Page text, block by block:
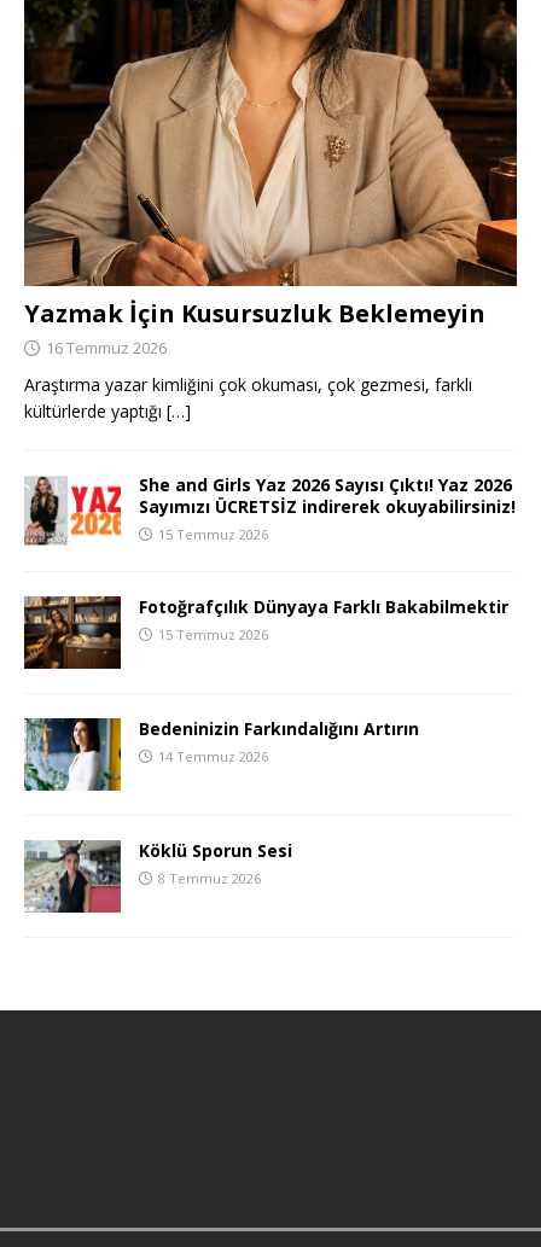
Yazmak İçin Kusursuzluk Beklemeyin
16 Temmuz 2026
Araştırma yazar kimliğini çok okuması, çok gezmesi, farklı
kültürlerde yaptığı […]
She and Girls Yaz 2026 Sayısı Çıktı! Yaz 2026
Sayımızı ÜCRETSİZ indirerek okuyabilirsiniz!
15 Temmuz 2026
Fotoğrafçılık Dünyaya Farklı Bakabilmektir
15 Temmuz 2026
Bedeninizin Farkındalığını Artırın
14 Temmuz 2026
Köklü Sporun Sesi
8 Temmuz 2026